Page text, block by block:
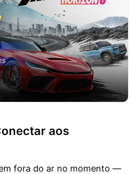
aos
fora do ar no momento —